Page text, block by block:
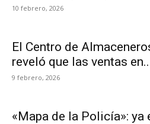
10 febrero, 2026
El Centro de
reveló que las ventas
9 febrero, 2026
«Mapa de la Policía»: ya